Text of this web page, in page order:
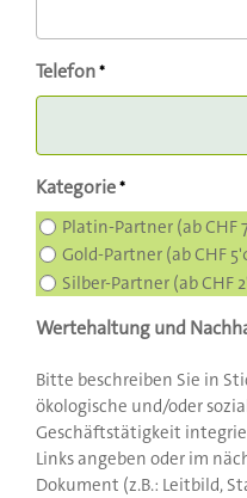
Telefon*
Kategorie*
Platin-Partner (ab CHF
Gold-Partner (ab CHF
Silber-Partner (ab CHF
Wertehaltung und
Bitte beschreiben Sie in
ökologische und/oder
Geschäftstätigkeit
Links angeben oder im
Dokument (z.B.: Leitbild,